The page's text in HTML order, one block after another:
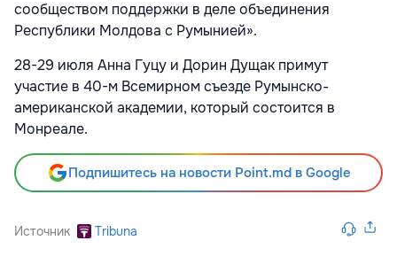
сообществом поддержки в деле объединения
Республики Молдова с Румынией».
28-29 июля Анна Гуцу и Дорин Дущак примут
участие в 40-м Всемирном съезде Румынско-
американской академии, который состоится в
Монреале.
Подпишитесь на новости Point.md в Google
Источник Tribuna